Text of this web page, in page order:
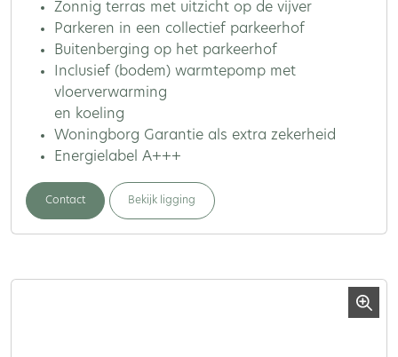
Zonnig terras met uitzicht op de vijver
Parkeren in een collectief parkeerhof
Buitenberging op het parkeerhof
Inclusief (bodem) warmtepomp met
vloerverwarming
en koeling
Woningborg Garantie als extra zekerheid
Energielabel A+++
Contact Bekijk ligging